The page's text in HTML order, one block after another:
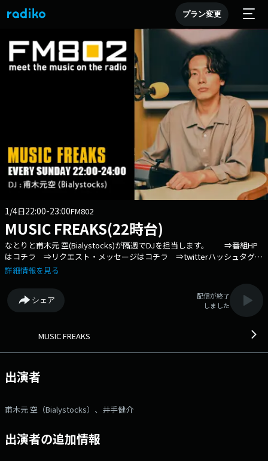
プラン変更
1/4日22:00-23:00FM802
MUSIC FREAKS(22時台)
なとりと甫木元 空(Bialystocks)が隔週でDJを担当します。 ⇒番組HP
はコチラ ⇒リクエスト・メッセージはコチラ ⇒twitterハッシュタグは
「#fm802」 ⇒twitterアカウントは「@fm802_pr」 ⇒facebookペー
詳細情報を見る
シェア
配信が終了
しました
MUSIC FREAKS
出演者
甫木元 空（Bialystocks）、井手健介
出演者の追加情報